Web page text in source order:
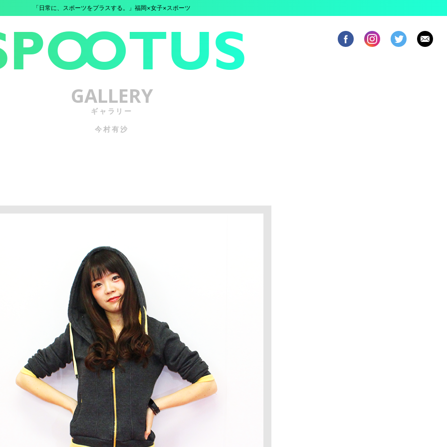
「日常に、スポーツをプラスする。」福岡×女子×スポーツ
GALLERY
ギャラリー
今村有沙